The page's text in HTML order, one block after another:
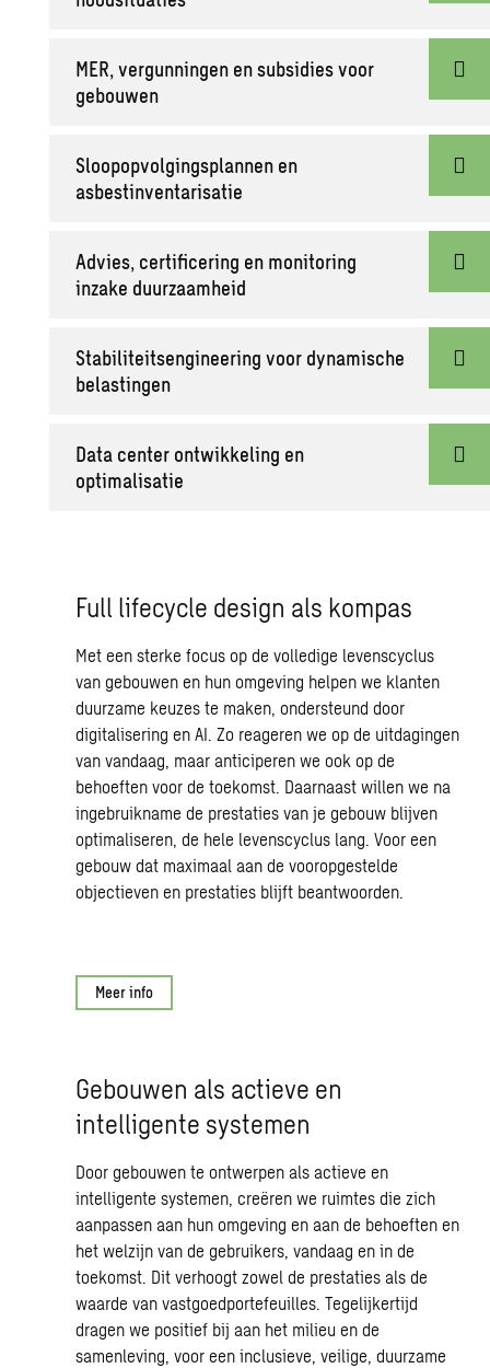
MER, vergunningen en subsidies voor
gebouwen
Sloopopvolgingsplannen en
asbestinventarisatie
Advies, certificering en monitoring
inzake duurzaamheid
Stabiliteitsengineering voor dynamische
belastingen
Data center ontwikkeling en
optimalisatie
Full lifecycle design als kompas
Met een sterke focus op de volledige levenscyclus
van gebouwen en hun omgeving helpen we klanten
duurzame keuzes te maken, ondersteund door
digitalisering en AI. Zo reageren we op de uitdagingen
van vandaag, maar anticiperen we ook op de
behoeften voor de toekomst. Daarnaast willen we na
ingebruikname de prestaties van je gebouw blijven
optimaliseren, de hele levenscyclus lang. Voor een
gebouw dat maximaal aan de vooropgestelde
objectieven en prestaties blijft beantwoorden.
Meer info
Gebouwen als actieve en
intelligente systemen
Door gebouwen te ontwerpen als actieve en
intelligente systemen, creëren we ruimtes die zich
aanpassen aan hun omgeving en aan de behoeften en
het welzijn van de gebruikers, vandaag en in de
toekomst. Dit verhoogt zowel de prestaties als de
waarde van vastgoedportefeuilles. Tegelijkertijd
dragen we positief bij aan het milieu en de
samenleving, voor een inclusieve, veilige, duurzame